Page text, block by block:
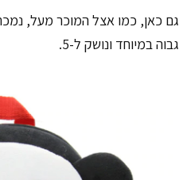
גם כאן, כמו אצל המוכר מעל,
גבוה במיוחד ונושק ל-5.